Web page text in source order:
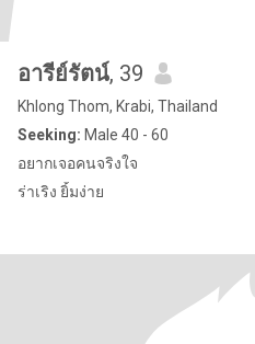
อารีย์รัตน์, 39
Khlong Thom, Krabi, Thailand
Seeking: Male 40 - 60
อยากเจอคนจริงใจ
ร่าเริง ยิ้มง่าย